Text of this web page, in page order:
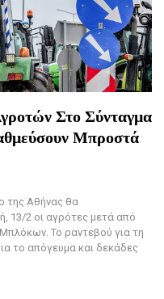
Στο Σύνταγμα
Μπροστά
της Αθήνας θα
13/2 οι αγρότες μετά από
Το ραντεβού για τη
το απόγευμα και δεκάδες